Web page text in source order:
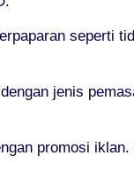
seperti
jenis
promosi